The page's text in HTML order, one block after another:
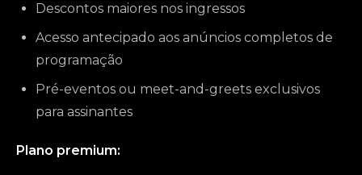
Descontos maiores nos ingressos
Acesso antecipado aos anúncios completos de
programação
Pré-eventos ou meet-and-greets exclusivos
para assinantes
Plano premium: